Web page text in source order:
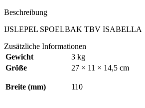
Beschreibung
IJSLEPEL SPOELBAK TBV ISABELLA
Zusätzliche Informationen
Gewicht
3 kg
Größe
27 × 11 × 14,5 cm
Breite (mm) 110